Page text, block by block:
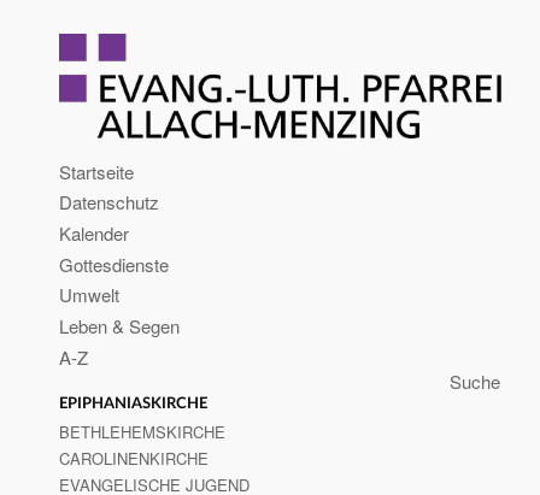
Startseite
Datenschutz
Kalender
Gottesdienste
Umwelt
Leben & Segen
A-Z
EPIPHANIASKIRCHE
BETHLEHEMSKIRCHE
CAROLINENKIRCHE
EVANGELISCHE JUGEND